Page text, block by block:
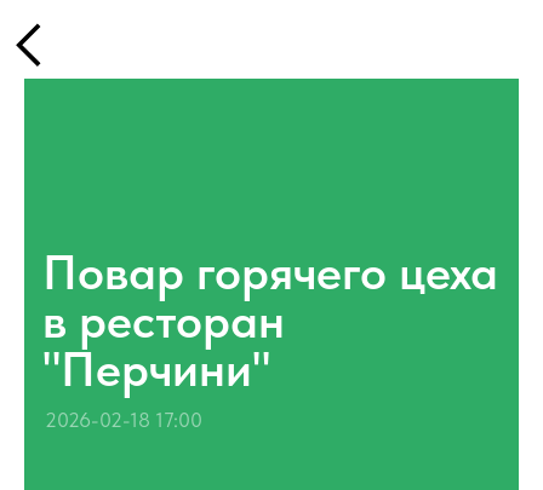
Повар горячего цеха
в ресторан
"Перчини"
2026-02-18 17:00